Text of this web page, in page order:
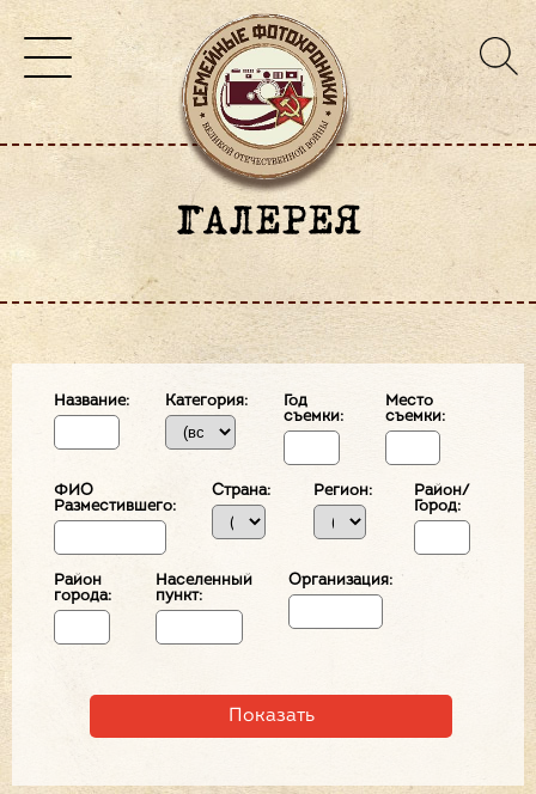
ГАЛЕРЕЯ
Название: Категория:
Год
съемки:
Место
съемки:
ФИО
Разместившего:
Страна: Регион:
Район/
Город:
Район
города:
Населенный
пункт:
Организация: